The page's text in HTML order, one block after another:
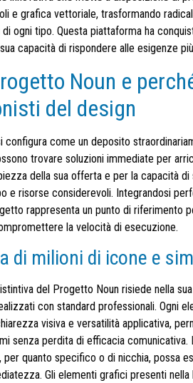
e grafica vettoriale, trasformando
ogni tipo. Questa piattaforma ha
capacità di rispondere alle esigenze
Noun e
del design
configura come un deposito
trovare soluzioni immediate per
della sua offerta e per la capacità
e risorse considerevoli. Integrandosi
rappresenta un punto di riferimento
la velocità di esecuzione.
di milioni di icone e
del Progetto Noun risiede nella
con standard professionali. Ogni
visiva e versatilità applicativa,
senza perdita di efficacia
per quanto specifico o di nicchia, possa
Gli elementi grafici presenti